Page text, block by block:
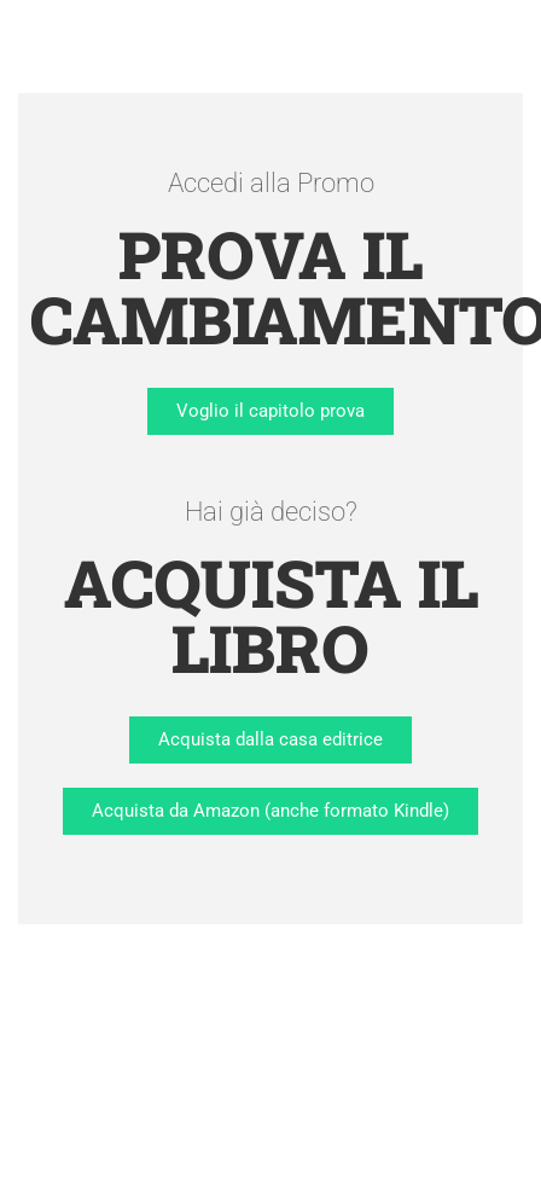
Accedi alla Promo
PROVA IL
Voglio il capitolo prova
Hai già deciso?
ACQUISTA IL
LIBRO
Acquista dalla casa editrice
Acquista da Amazon (anche formato Kindle)